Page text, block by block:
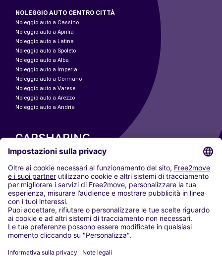
NOLEGGIO AUTO CENTRO CITTÀ
Noleggio auto a Cassino
Noleggio auto a Aprilia
Noleggio auto a Latina
Noleggio auto a Spoleto
Noleggio auto a Alba
Noleggio auto a Imperia
Noleggio auto a Cormano
Noleggio auto a Varese
Noleggio auto a Arezzo
Noleggio auto a Andria
CARSHARING
LE NOSTRE CITTÀ
Paris
Madrid
Washington DC
Milano
Roma
Torino
Vienna
Berlino
Düsseldorf